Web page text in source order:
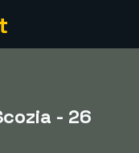
- 26